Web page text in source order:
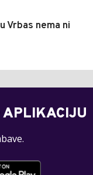
Vrbas nema ni
APLIKACIJU